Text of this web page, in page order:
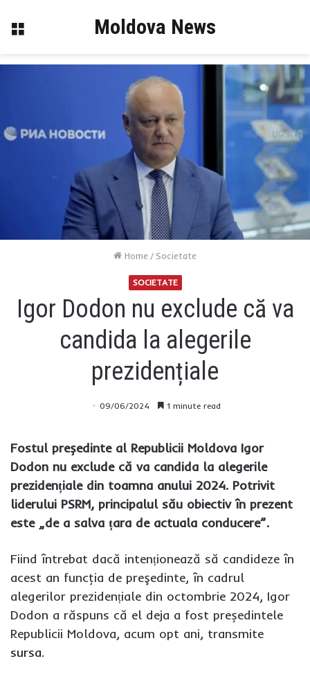
Menu Moldova News
Home / Societate
SOCIETATE
Igor Dodon nu exclude că va
candida la alegerile
prezidențiale
09/06/2024 1 minute read
Fostul președinte al Republicii Moldova Igor
Dodon nu exclude că va candida la alegerile
prezidențiale din toamna anului 2024. Potrivit
liderului PSRM, principalul său obiectiv în prezent
este „de a salva țara de actuala conducere”.
Fiind întrebat dacă intenționează să candideze în
acest an funcţia de preşedinte, în cadrul
alegerilor prezidențiale din octombrie 2024, Igor
Dodon a răspuns că el deja a fost președintele
Republicii Moldova, acum opt ani, transmite
sursa.